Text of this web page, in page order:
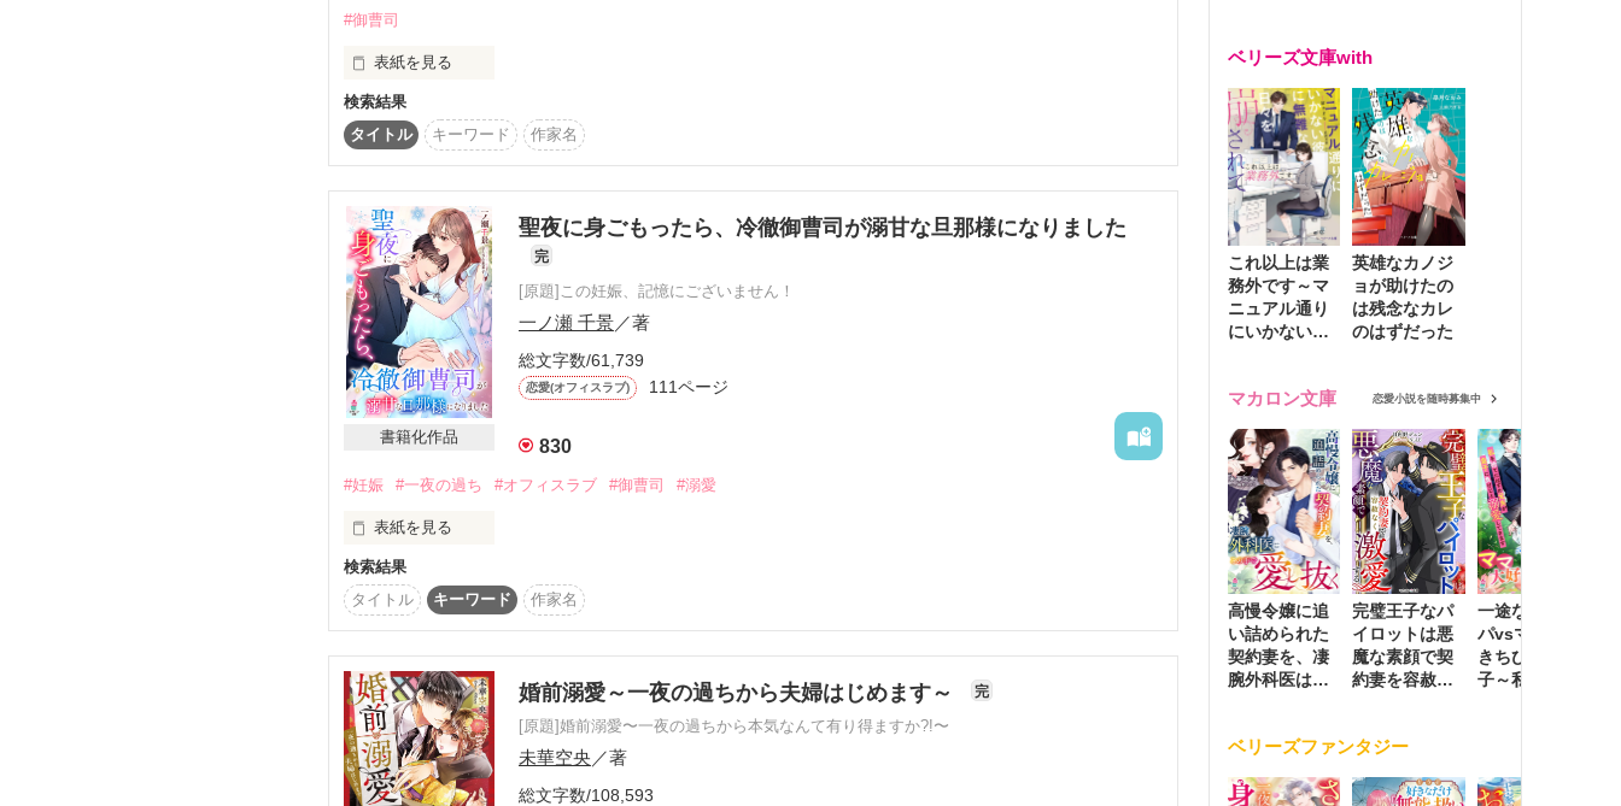
身分の違いを理由に断り続けても求愛は止まらない
真面目な秘書と紳士な社長のオフィスラブの行方は……
#御曹司
表紙を見る
☆東雲  香澄（しののめ かすみ）
  蓮見不動産   ＯＬ、27歳
☆蓮見  慧（はすみ けい）
   蓮見不動産の社長令息 、30歳
今日は上司の歓送会。
でも仕事が終わらず、
私はオフィスでひとり残業。
そこへ突然彼が現れたーーー。
2019.1.18 - 1.29
☆素敵なレビューどうもありがとう
ございました❤️❤️❤️
検索結果
タイトル
キーワード 作家名
書籍化作品
聖夜に身ごもったら、冷徹御曹司が溺甘な旦那様になりました
完
[原題]この妊娠、記憶にございません！
一ノ瀬 千景／著
総文字数/61,739
恋愛(オフィスラブ) 111ページ
830
#妊娠 #一夜の過ち #オフィスラブ #御曹司 #溺愛
表紙を見る
若き敏腕副社長　和泉十弥（３２）
『惚れるなよ？』
クールビューティーな秘書室のエース　芦原玲奈（２７）
『副社長は好みではないので、ご安心を』
（酔いつぶれて記憶にない）一夜の過ちからはじまる大人のオフィスラブ♪
検索結果
タイトル
キーワード 作家名
婚前溺愛～一夜の過ちから夫婦はじめます～ 完
[原題]婚前溺愛〜一夜の過ちから本気なんて有り得ますか?!〜
未華空央 ／著
総文字数/108,593
激烈愛で貫く
ベリーズ文庫with
これ以上は業
務外です～マ
ニュアル通り
にいかない彼
英雄なカノジ
ョが助けたの
は残念なカレ
のはずだった
マカロン文庫 恋愛小説を随時募集中
高慢令嬢に追
い詰められた
契約妻を、凄
腕外科医はこ
完璧王子なパ
イロットは悪
魔な素顔で契
約妻を容赦な
一途な社長パ
パvsママ大好
きちびっこ息
子～私を捨て
ベリーズファンタジー